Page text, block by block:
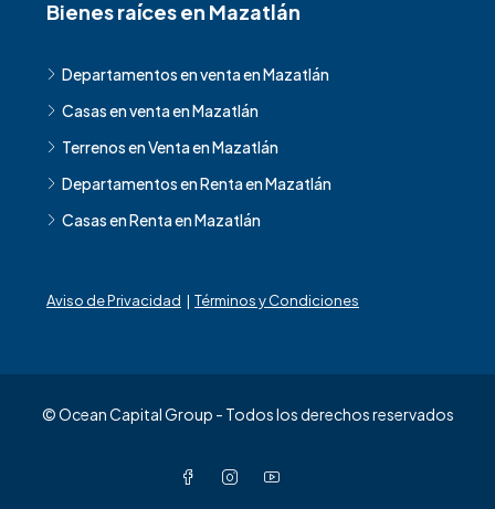
Bienes raíces en Mazatlán
Departamentos en venta en Mazatlán
Casas en venta en Mazatlán
Terrenos en Venta en Mazatlán
Departamentos en Renta en Mazatlán
Casas en Renta en Mazatlán
Aviso de Privacidad | Términos y Condiciones
© Ocean Capital Group - Todos los derechos reservados